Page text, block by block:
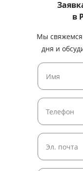
в
Мы свяжемся
дня и